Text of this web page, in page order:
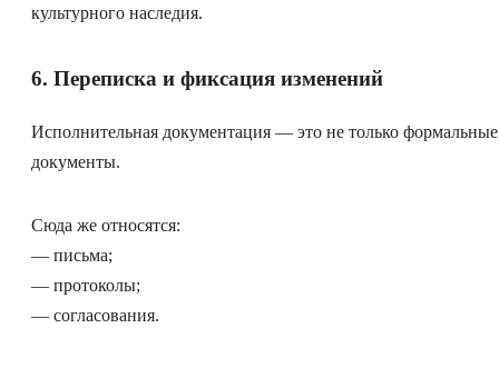
культурного наследия.
6. Переписка и фиксация изменений
Исполнительная документация — это не только формальные
документы.
Сюда же относятся:
— письма;
— протоколы;
— согласования.